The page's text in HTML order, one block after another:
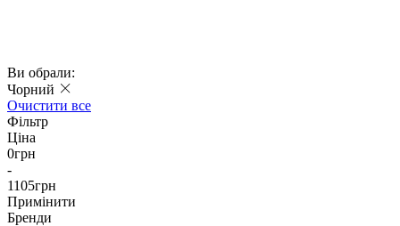
Ви обрали:
Чорний
Очистити все
Фільтр
Ціна
0грн
-
1105грн
Примінити
Бренди